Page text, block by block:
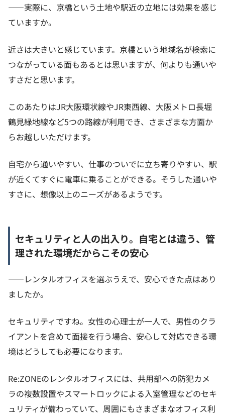
——実際に、京橋という土地や駅近の立地には効果を感じ
ていますか。
近さは大きいと感じています。京橋という地域名が検索に
つながっている面もあるとは思いますが、何よりも通いや
すさだと思います。
このあたりはJR大阪環状線やJR東西線、大阪メトロ長堀
鶴見緑地線など5つの路線が利用でき、さまざまな方面か
らお越しいただけます。
自宅から通いやすい、仕事のついでに立ち寄りやすい、駅
が近くてすぐに電車に乗ることができる。そうした通いや
すさに、想像以上のニーズがあるようです。
セキュリティと人の出入り。自宅とは違う、管
理された環境だからこその安心
——レンタルオフィスを選ぶうえで、安心できた点はあり
ましたか。
セキュリティですね。女性の心理士が一人で、男性のクラ
イアントを含めて面接を行う場合、安心して対応できる環
境はどうしても必要になります。
Re:ZONEのレンタルオフィスには、共用部への防犯カメ
ラの複数設置やスマートロックによる入室管理などのセキ
ュリティが備わっていて、周囲にもさまざまなオフィス利